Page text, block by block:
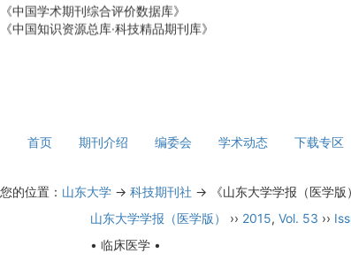
《中国知识资源总库·科技精品期刊库》
首页 期刊介绍 编委会 学术动态 下载专区
您的位置： 山东大学 -> 科技期刊社 -> 《山东大学学报（医学版
山东大学学报（医学版）
›› 2015, Vol. 53 ››
• 临床医学 •